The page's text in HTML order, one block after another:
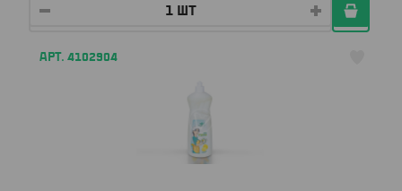
АРТ. 4102904